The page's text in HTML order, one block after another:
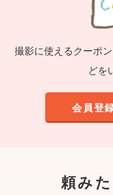
撮影に使えるクーポ
どを
会員登
頼み